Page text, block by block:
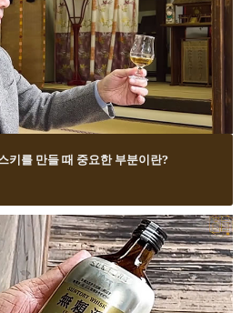
키를 만들 때 중요한 부분이란?